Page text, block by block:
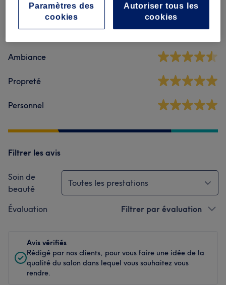
4,8 80 avis
Ambiance
Propreté
Personnel
Filtrer les avis
Soin de
beauté
Toutes les prestations
Évaluation Filtrer par évaluation
Avis vérifiés
Rédigé par nos clients, pour vous faire une idée de la
qualité du salon dans lequel vous souhaitez vous
rendre.
Autoriser tous les
cookies
Paramètres des
cookies